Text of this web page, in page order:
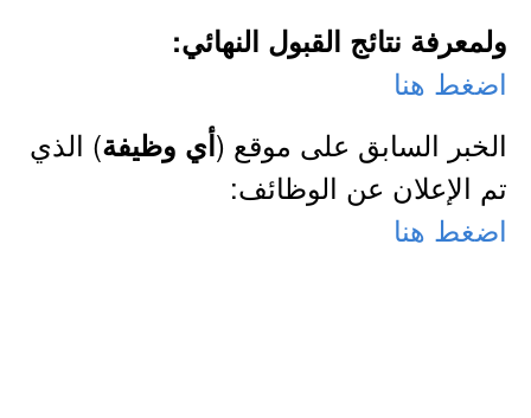
ولمعرفة نتائج القبول النهائي:
اضغط هنا
الخبر السابق على موقع (أي وظيفة) الذي
تم الإعلان عن الوظائف:
اضغط هنا